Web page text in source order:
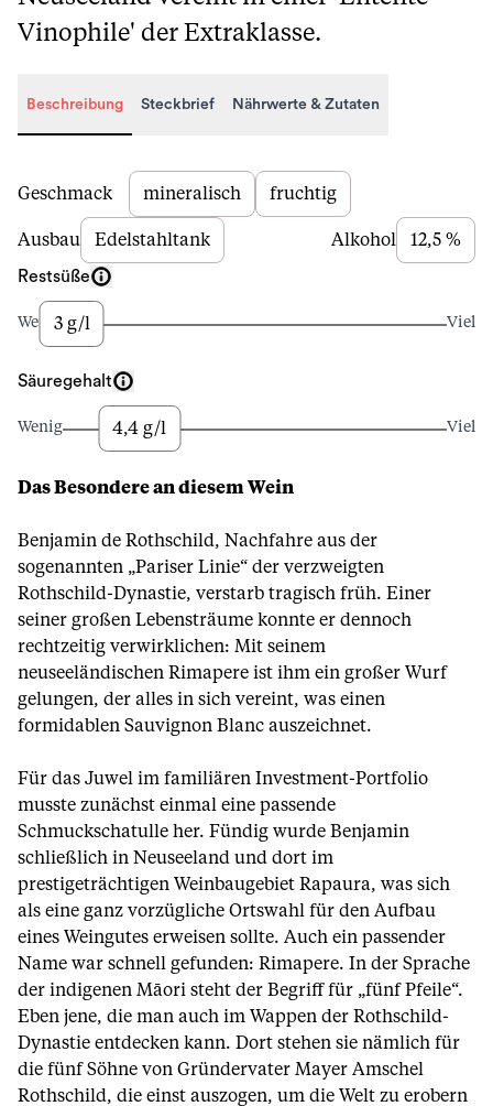
Vinophile' der Extraklasse.
Beschreibung Steckbrief Nährwerte & Zutaten
Beschreibung
Geschmack mineralisch fruchtig
Ausbau Edelstahltank Alkohol 12,5 %
Restsüße
Wenig3 g/l Viel
Säuregehalt
Wenig 4,4 g/l Viel
Das Besondere an diesem Wein
Benjamin de Rothschild, Nachfahre aus der
sogenannten „Pariser Linie“ der verzweigten
Rothschild-Dynastie, verstarb tragisch früh. Einer
seiner großen Lebensträume konnte er dennoch
rechtzeitig verwirklichen: Mit seinem
neuseeländischen Rimapere ist ihm ein großer Wurf
gelungen, der alles in sich vereint, was einen
formidablen Sauvignon Blanc auszeichnet.
Für das Juwel im familiären Investment-Portfolio
musste zunächst einmal eine passende
Schmuckschatulle her. Fündig wurde Benjamin
schließlich in Neuseeland und dort im
prestigeträchtigen Weinbaugebiet Rapaura, was sich
als eine ganz vorzügliche Ortswahl für den Aufbau
eines Weingutes erweisen sollte. Auch ein passender
Name war schnell gefunden: Rimapere. In der Sprache
der indigenen Māori steht der Begriff für „fünf Pfeile“.
Eben jene, die man auch im Wappen der Rothschild-
Dynastie entdecken kann. Dort stehen sie nämlich für
die fünf Söhne von Gründervater Mayer Amschel
Rothschild, die einst auszogen, um die Welt zu erobern